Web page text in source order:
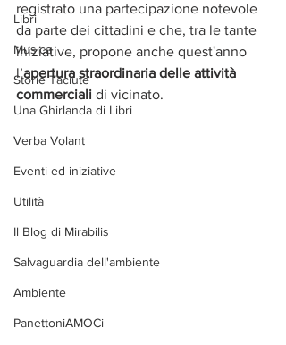
Libri
Musica
Storie Taciute
Una Ghirlanda di Libri
Verba Volant
Eventi ed iniziative
Utilità
Il Blog di Mirabilis
Salvaguardia dell'ambiente
Ambiente
PanettoniAMOCi
registrato una partecipazione notevole
da parte dei cittadini e che, tra le tante
iniziative, propone anche quest'anno
l’apertura straordinaria delle attività
commerciali di vicinato.